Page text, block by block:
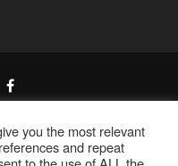
you the most relevant
and repeat